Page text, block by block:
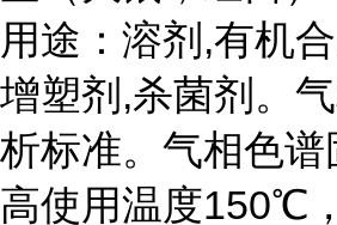
用途：溶剂,有机
增塑剂,杀菌剂。
析标准。气相色
高使用温度150℃